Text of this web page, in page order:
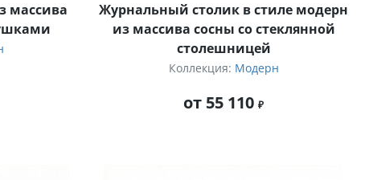
массива
Журнальный столик в стиле модерн
из массива сосны со стеклянной
столешницей
Коллекция: Модерн
от 55 110